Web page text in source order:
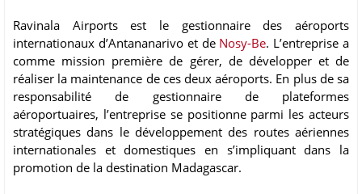
Ravinala Airports est le gestionnaire des aéroports
internationaux d’Antananarivo et de Nosy-Be. L’entreprise a
comme mission première de gérer, de développer et de
réaliser la maintenance de ces deux aéroports. En plus de sa
responsabilité de gestionnaire de plateformes
aéroportuaires, l’entreprise se positionne parmi les acteurs
stratégiques dans le développement des routes aériennes
internationales et domestiques en s’impliquant dans la
promotion de la destination Madagascar.